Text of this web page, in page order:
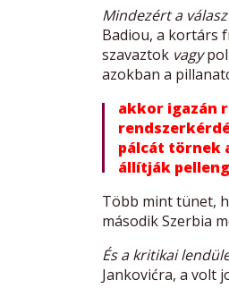
Mindezért a
Badiou, a kortárs
szavaztok vagy
azokban a
akkor igazán
pálcát törnek
állítják
Több mint tünet,
második Szerbia
És a kritikai
Jankovićra, a volt